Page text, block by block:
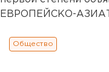
ЕВРОПЕЙСКО-
Общество